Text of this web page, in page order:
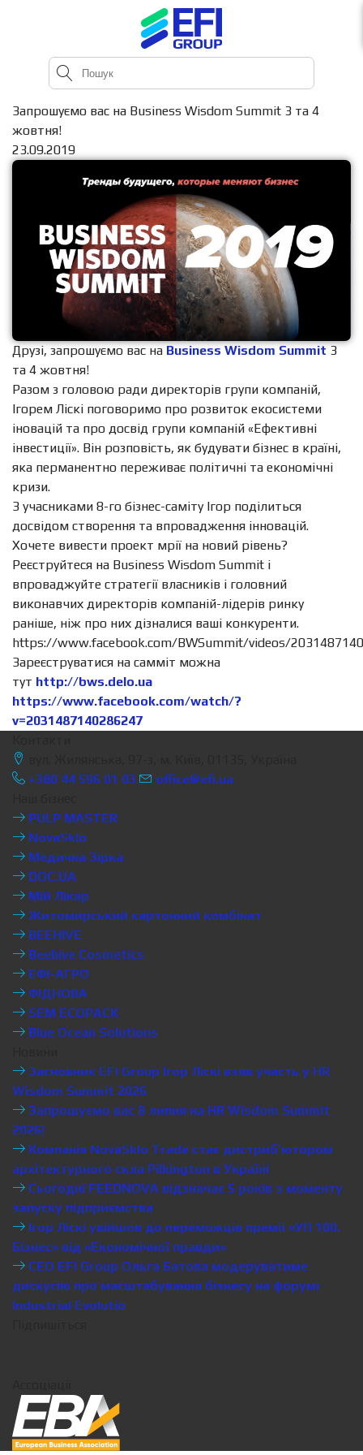
Запрошуємо вас на Business Wisdom Summit 3 та 4
жовтня!
23.09.2019
Друзі, запрошуємо вас на Business Wisdom Summit 3
та 4 жовтня!
Разом з головою ради директорів групи компаній,
Ігорем Ліскі поговоримо про розвиток екосистеми
іновацій та про досвід групи компаній «Ефективні
інвестиції». Він розповість, як будувати бізнес в країні,
яка перманентно переживає політичні та економічні
кризи.
З учасниками 8-го бізнес-саміту Ігор поділиться
досвідом створення та впровадження інновацій.
Хочете вивести проект мрії на новий рівень?
Реєструйтеся на Business Wisdom Summit і
впроваджуйте стратегії власників і головний
виконавчих директорів компаній-лідерів ринку
раніше, ніж про них дізналися ваші конкуренти.
https://www.facebook.com/BWSummit/videos/
Зареєструватися на самміт можна
тут http://bws.delo.ua
https://www.facebook.com/watch/?
v=2031487140286247
+380 44 596 01 03
office@efi.ua
PULP MASTER
NovaSklo
Медична Зірка
DOC.UA
Мій Лікар
Житомирський картонний комбінат
BEEHIVE
Beehive Cosmetics
ЕФІ-АГРО
ФІДНОВА
SEM ECOPACK
Blue Ocean Solutions
Засновник EFI Group Ігор Ліскі взяв участь у HR
Wisdom Summit 2026
Запрошуємо вас 8 липня на HR Wisdom Summit
2026!
Компанія NovaSklo Trade стає дистриб’ютором
архітектурного скла Pilkington в Україні
Сьогодні FEEDNOVA відзначає 5 років з моменту
запуску підприємства
Ігор Ліскі увійшов до переможців премії «УП 100.
Бізнес» від «Економічної правди»
CEO EFI Group Ольга Батова модеруватиме
дискусію про масштабування бізнесу на форумі
Industrial Evolutio